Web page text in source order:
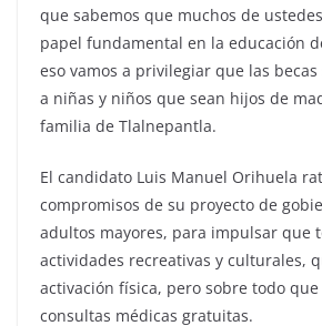
que sabemos que muchos de
papel fundamental en la educación
eso vamos a privilegiar que las
a niñas y niños que sean hijos de
familia de Tlalnepantla.
El candidato Luis Manuel Orihuela
compromisos de su proyecto de
adultos mayores, para impulsar que
actividades recreativas y culturales,
activación física, pero sobre todo
consultas médicas gratuitas.